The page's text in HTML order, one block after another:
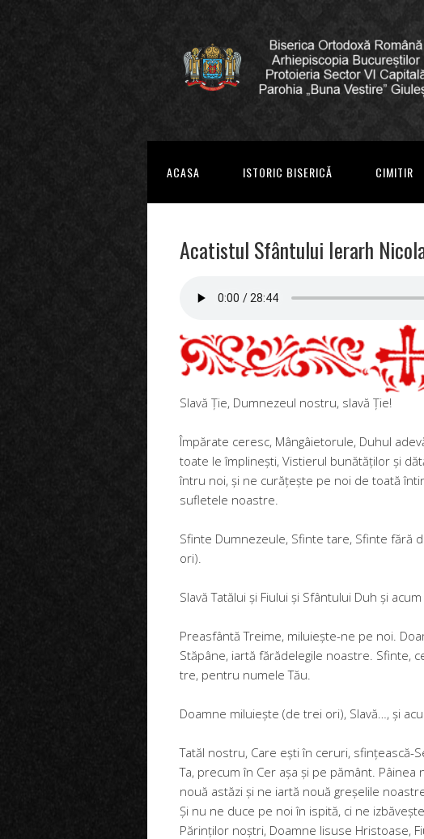
ACASA ISTORIC BISERICĂ CIMITIR
Acatistul Sfântului Ierarh
Slavă Ție, Dumnezeul nostru, slavă Ție!
Împărate ceresc, Mângâieto­rule, Duhul
toate le îm­plinești, Vistierul bunătăților și
întru noi, și ne curățește pe noi de toată
sufletele noastre.
Sfinte Dumnezeule, Sfinte tare, Sfinte fără
ori).
Slavă Tatălui și Fiului și Sfântului Duh și
Preasfântă Treime, miluiește-ne pe noi.
Stăpâne, iartă fărădelegile noastre. Sfinte,
tre, pentru numele Tău.
Doamne miluiește (de trei ori), Slavă…, și
Tatăl nostru, Care ești în ceruri, sfin­țească-
Ta, precum în Cer așa și pe pă­mânt.
nouă astăzi și ne iartă nouă greșelile
Și nu ne duce pe noi în ispită, ci ne
Părinților noștri, Doamne Iisuse Hristoase,